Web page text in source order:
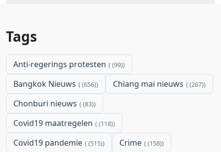
Tags
Anti-regerings protesten (99)
Bangkok Nieuws (656) Chiang mai nieuws (267)
Chonburi nieuws (83)
Covid19 maatregelen (118)
Covid19 pandemie (515) Crime (158)